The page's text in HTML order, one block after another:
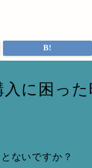
に困った
ないですか？